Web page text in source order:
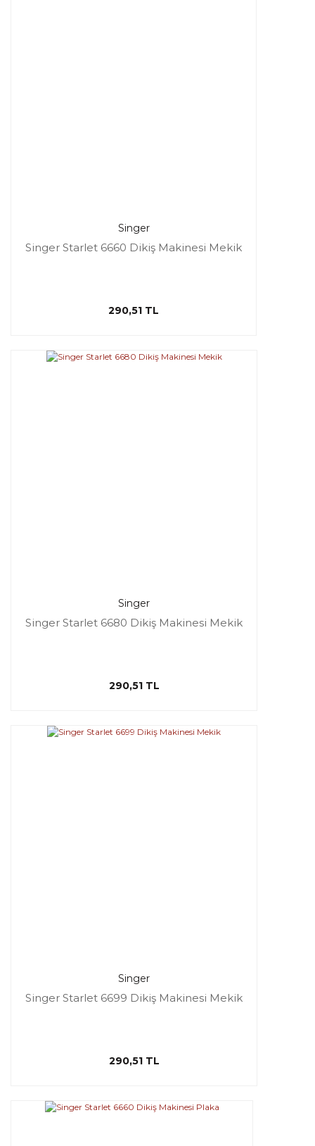
Singer
Singer Starlet 6660 Dikiş Makinesi Mekik
290,51 TL
Singer
Singer Starlet 6680 Dikiş Makinesi Mekik
290,51 TL
Singer
Singer Starlet 6699 Dikiş Makinesi Mekik
290,51 TL